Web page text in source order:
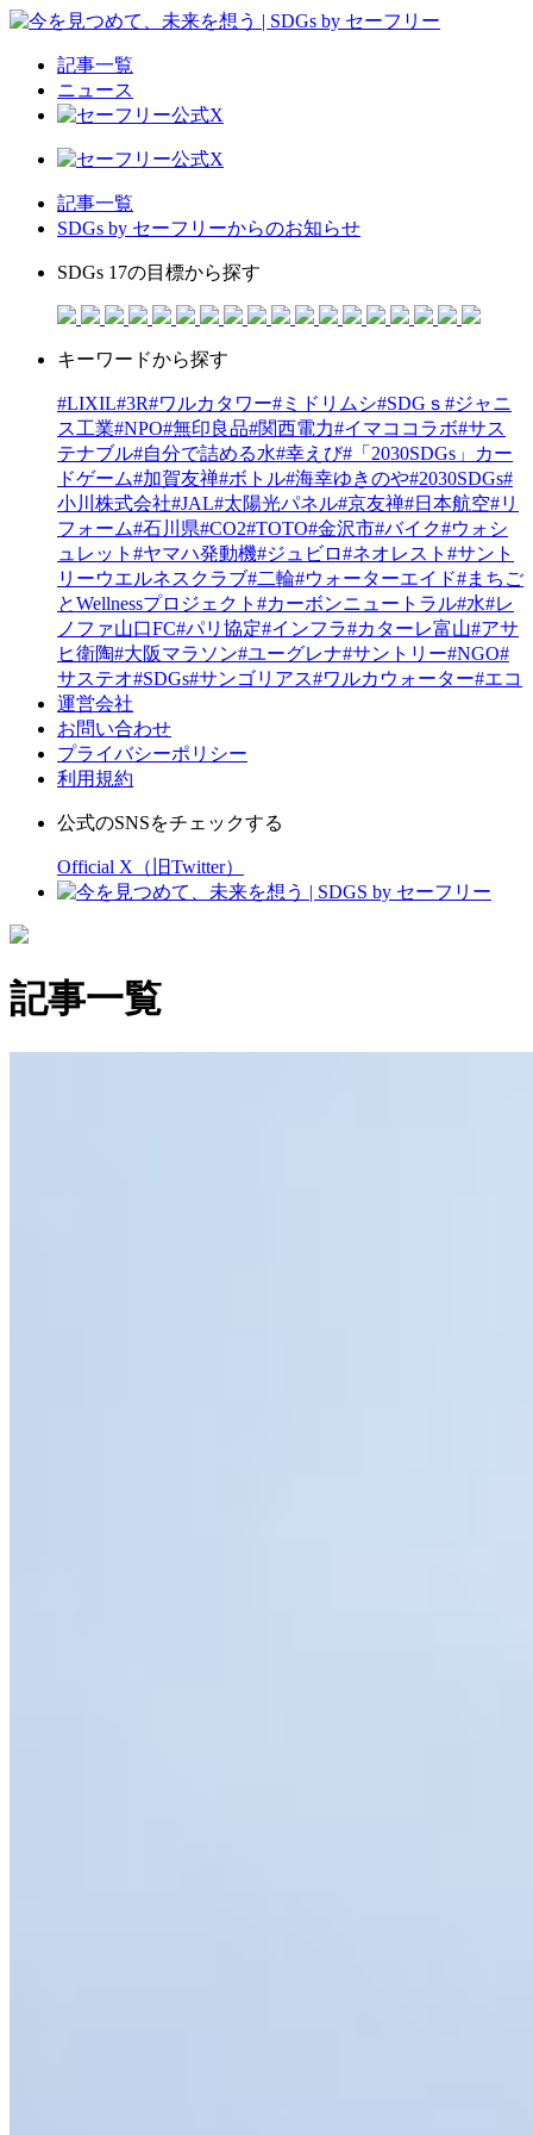
記事一覧
ニュース
記事一覧
SDGs by セーフリーからのお知らせ
SDGs 17の目標から探す
キーワードから探す
#LIXIL#3R#ワルカタワー#ミドリムシ#SDGｓ #ジャニ
ス工業#NPO#無印良品#関西電力#イマココラボ#サス
テナブル#自分で詰める水#幸えび#「2030SDGs」カー
ドゲーム#加賀友禅#ボトル#海幸ゆきのや#2030SDGs#
小川株式会社#JAL#太陽光パネル#京友禅#日本航空#リ
フォーム#石川県#CO2#TOTO#金沢市#バイク#ウォシ
ュレット #ヤマハ発動機#ジュビロ#ネオレスト #サント
リーウエルネスクラブ#二輪#ウォーターエイド#まちご
とWellnessプロジェクト #カーボンニュートラル#水#レ
ノファ山口FC#パリ協定#インフラ#カターレ富山#アサ
ヒ衛陶#大阪マラソン#ユーグレナ#サントリー#NGO#
サステオ#SDGs#サンゴリアス#ワルカウォーター#エコ
運営会社
お問い合わせ
プライバシーポリシー
利用規約
公式のSNSをチェックする
Official X（旧Twitter）
記事一覧